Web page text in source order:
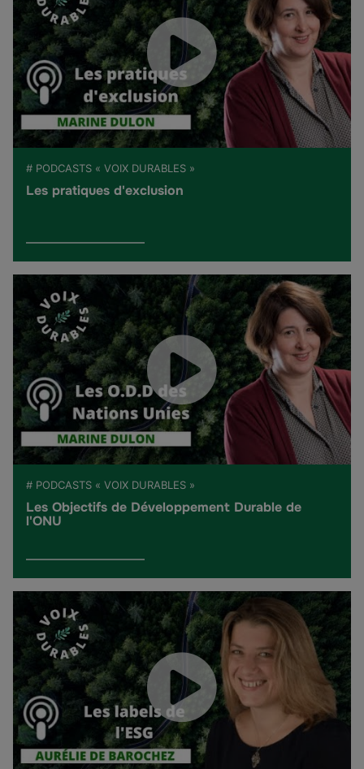
# PODCASTS « VOIX DURABLES »
Les pratiques d'exclusion
# PODCASTS « VOIX DURABLES »
Les Objectifs de Développement Durable de
l'ONU